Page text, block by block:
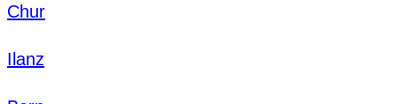
Chur
Ilanz